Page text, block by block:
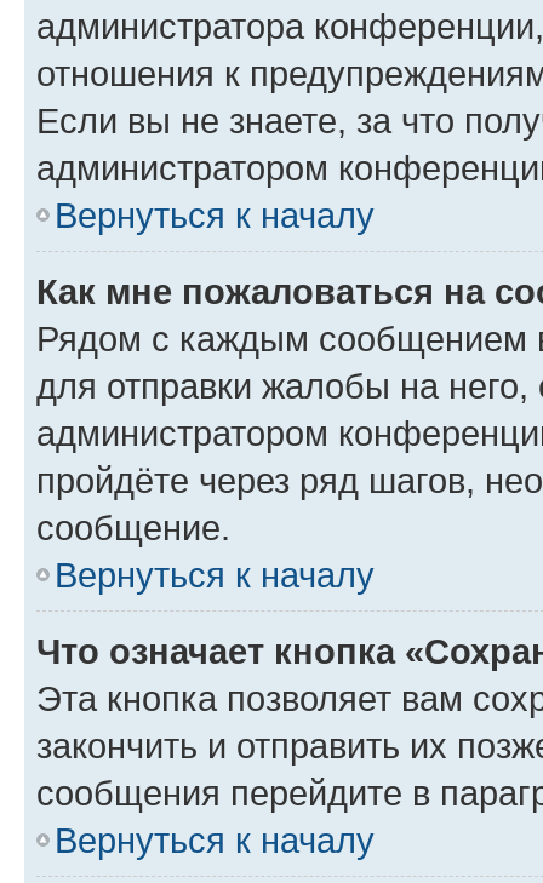
администратора
отношения к
Если вы не знаете, за что
администратором
Вернуться к началу
Как мне пожаловаться на
Рядом с каждым сообщением
для отправки жалобы на
администратором
пройдёте через ряд шагов,
сообщение.
Вернуться к началу
Что означает кнопка
Эта кнопка позволяет вам
закончить и отправить их
сообщения перейдите в
Вернуться к началу